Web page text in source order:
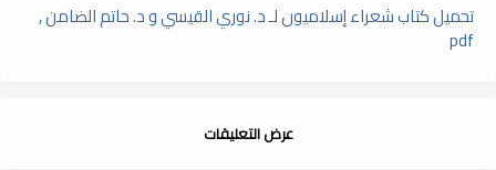
تحميل كتاب شعراء إسلاميون لـ د. نوري القيسي و د. حاتم الضامن ,
pdf
عرض التعليقات